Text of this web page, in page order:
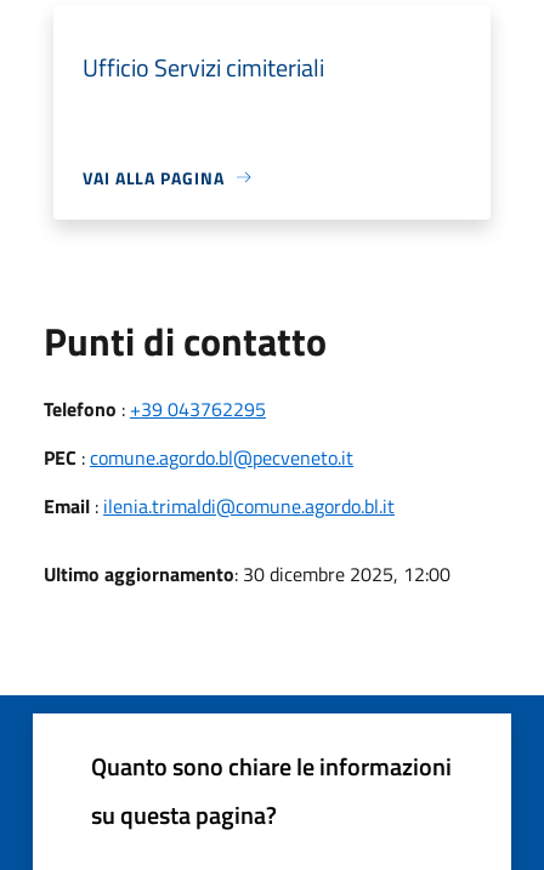
Ufficio Servizi cimiteriali
VAI ALLA PAGINA
Punti di contatto
Telefono : +39 043762295
PEC :comune.agordo.bl@pecveneto.it
Email : ilenia.trimaldi@comune.agordo.bl.it
Ultimo aggiornamento: 30 dicembre 2025, 12:00
Quanto sono chiare le informazioni
su questa pagina?